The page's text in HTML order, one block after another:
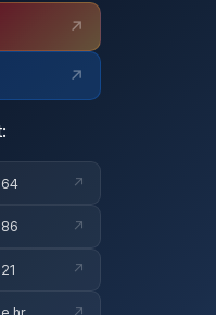
↗
↗
↗
↗
↗